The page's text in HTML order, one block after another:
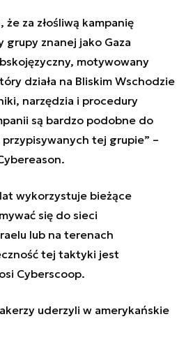
za złośliwą kampanię
grupy znanej jako Gaza
motywowany
działa na Bliskim Wschodzie
narzędzia i procedury
są bardzo podobne do
tej grupie” –
wykorzystuje bieżące
się do sieci
lub na terenach
tej taktyki jest
Cyberscoop.
uderzyli w amerykańskie